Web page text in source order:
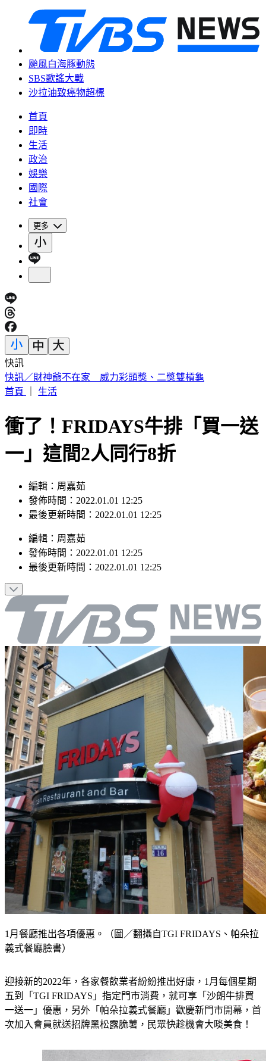
颱風白海豚動態
SBS歌謠大戰
沙拉油致癌物超標
首頁
即時
生活
政治
娛樂
國際
社會
更多
快訊
中國出入境新規將上路 陸委會曝「這類人」最危險
首頁
生活
衝了！FRIDAYS牛排「買一送
一」這間2人同行8折
編輯：周嘉茹
發佈時間：2022.01.01 12:25
最後更新時間：2022.01.01 12:25
編輯 ： 周嘉茹
發佈時間： 2022.01.01 12:25
最後更新時間： 2022.01.01 12:25
1月餐廳推出各項優惠。（圖／翻攝自TGI FRIDAYS、帕朵拉
義式餐廳臉書）
迎接新的2022年，各家餐飲業者紛紛推出好康，1月每個星期
五到「TGI FRIDAYS」指定門市消費，就可享「沙朗牛排買
一送一」優惠，另外「帕朵拉義式餐廳」歡慶新門市開幕，首
次加入會員就送招牌黑松露脆薯，民眾快趁機會大啖美食！